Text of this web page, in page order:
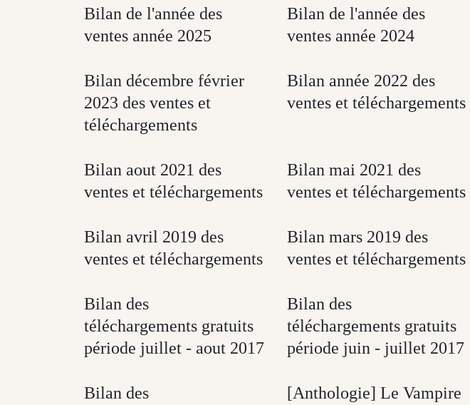
Bilan de l'année des
ventes année 2025
Bilan de l'année des
ventes année 2024
Bilan décembre février
2023 des ventes et
téléchargements
Bilan année 2022 des
ventes et téléchargements
Bilan aout 2021 des
ventes et téléchargements
Bilan mai 2021 des
ventes et téléchargements
Bilan avril 2019 des
ventes et téléchargements
Bilan mars 2019 des
ventes et téléchargements
Bilan des
téléchargements gratuits
période juillet - aout 2017
Bilan des
téléchargements gratuits
période juin - juillet 2017
Bilan des
[Anthologie] Le Vampire